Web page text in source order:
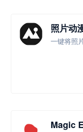
照片动
一键将照
Magic